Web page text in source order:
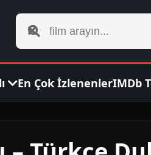
En Çok İzlenenlerIMDb